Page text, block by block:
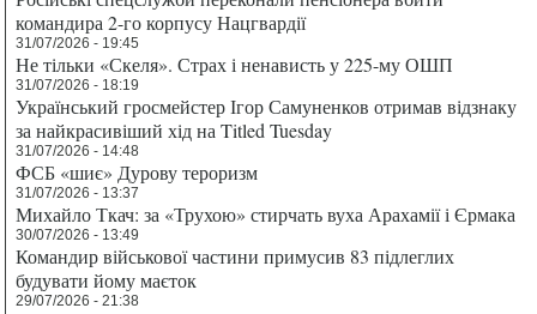
командира 2-го корпусу Нацгвардії
31/07/2026 - 19:45
Не тільки «Скеля». Страх і ненависть у 225-му ОШП
31/07/2026 - 18:19
Український гросмейстер Ігор Самуненков отримав відзнаку
за найкрасивіший хід на Titled Tuesday
31/07/2026 - 14:48
ФСБ «шиє» Дурову тероризм
31/07/2026 - 13:37
Михайло Ткач: за «Трухою» стирчать вуха Арахамії і Єрмака
30/07/2026 - 13:49
Командир військової частини примусив 83 підлеглих
будувати йому маєток
29/07/2026 - 21:38